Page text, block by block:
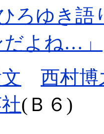
ろゆき語
だよね…」
西村
(Ｂ６)